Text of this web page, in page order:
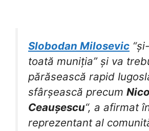
Slobodan Milosevic
toată muniția” și va
părăsească rapid
sfârșească precum
Ceaușescu“, a afirmat
reprezentant al